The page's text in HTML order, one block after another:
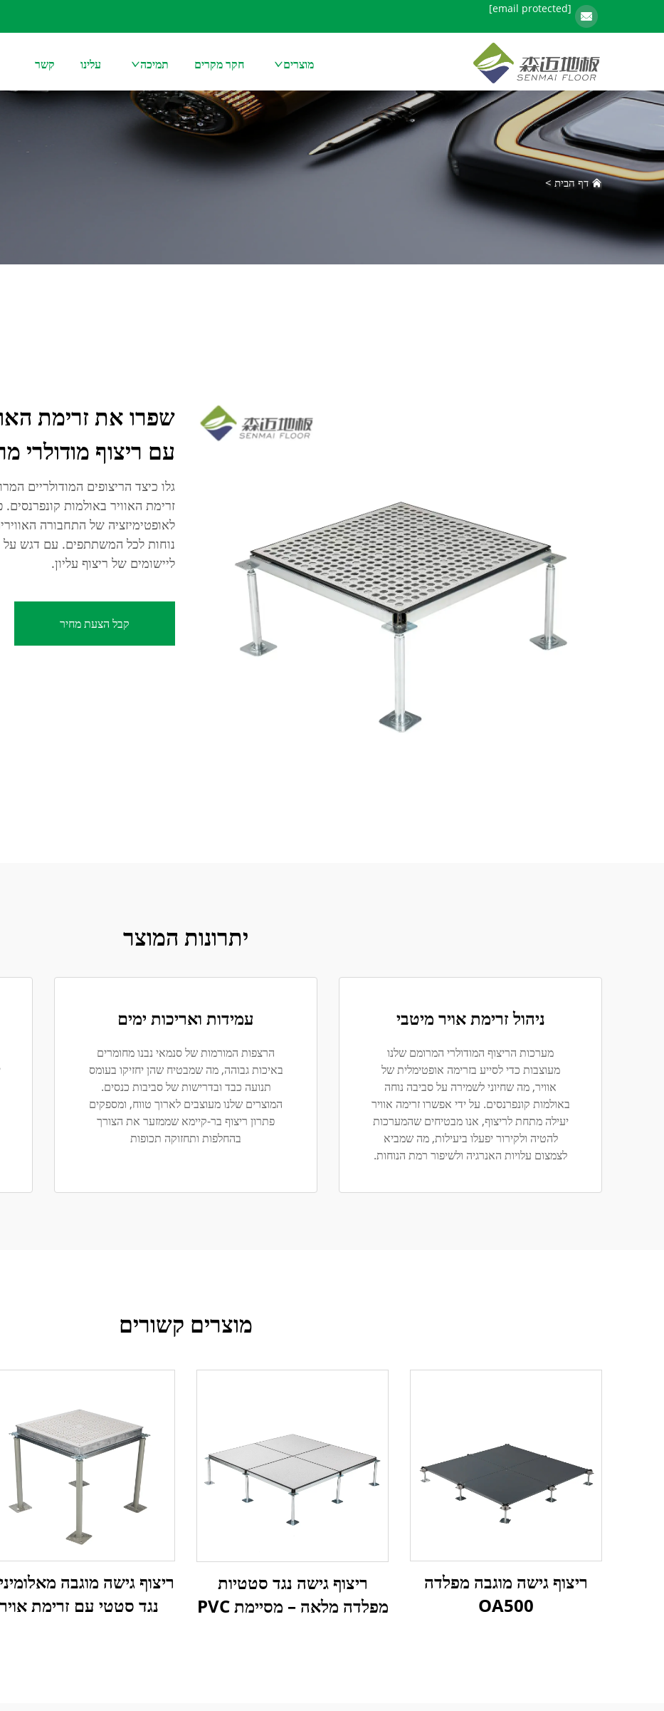
[email protected]
מוצרים חקר מקרים תמיכה עלינו קשר
דף הבית >
עם ריצוף מודולרי
זרימת האוויר באולמות
לאופטימיזציה של התחבורה
נוחות לכל המשתתפים. עם דגש על
ליישומים של ריצוף עליון.
קבל הצעת מחיר
יתרונות המוצר
ניהול זרימת אויר מיטבי
מערכות הריצוף המודולרי המרומם שלנו
מעוצבות כדי לסייע בזרימה אופטימלית של
אוויר, מה שחיוני לשמירה על סביבה נוחה
באולמות קונפרנסים. על ידי אפשרו זרימה אוויר
יעילה מתחת לריצוף, אנו מבטיחים שהמערכות
להטיה ולקירור יפעלו ביעילות, מה שמביא
לצמצום עלויות האנרגיה ולשיפור רמת הנוחות.
עמידות ואריכות ימים
הרצפות המורמות של סנמאי נבנו מחומרים
באיכות גבוהה, מה שמבטיח שהן יחזיקו בעומס
תנועה כבד ובדרישות של סביבות כנסים.
המוצרים שלנו מעוצבים לארוך טווח, ומספקים
פתרון ריצוף בר-קיימא שממזער את הצורך
בהחלפות ותחזוקה תכופות
מוצרים קשורים
ריצוף גישה מוגבה מפלדה
OA500
ריצוף גישה נגד סטטיות
מפלדה מלאה – מסיימת PVC
ריצוף גישה מוגבה
נגד סטטי עם זרימת אויר